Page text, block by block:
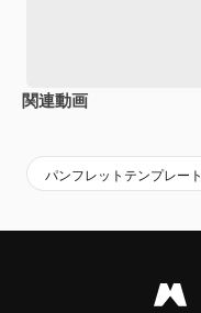
関連動画
パンフレットテンプレート